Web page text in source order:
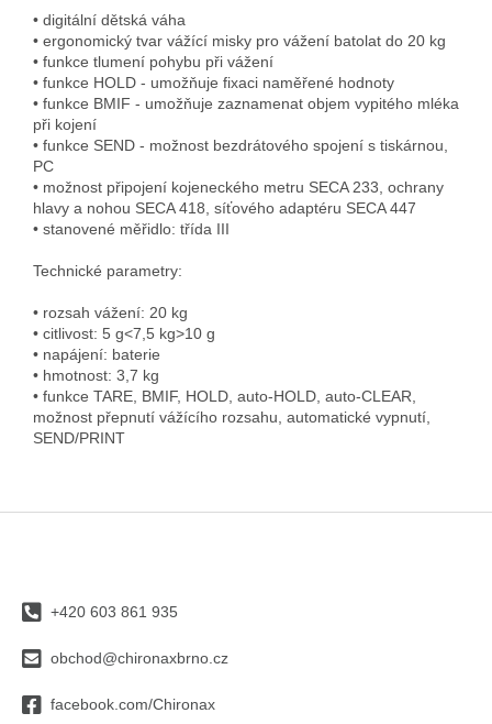
• digitální dětská váha
• ergonomický tvar vážící misky pro vážení batolat do 20 kg
• funkce tlumení pohybu při vážení
• funkce HOLD - umožňuje fixaci naměřené hodnoty
• funkce BMIF - umožňuje zaznamenat objem vypitého mléka
při kojení
• funkce SEND - možnost bezdrátového spojení s tiskárnou,
PC
• možnost připojení kojeneckého metru SECA 233, ochrany
hlavy a nohou SECA 418, síťového adaptéru SECA 447
• stanovené měřidlo: třída III
Technické parametry:
• rozsah vážení: 20 kg
• citlivost: 5 g<7,5 kg>10 g
• napájení: baterie
• hmotnost: 3,7 kg
• funkce TARE, BMIF, HOLD, auto-HOLD, auto-CLEAR,
možnost přepnutí vážícího rozsahu, automatické vypnutí,
SEND/PRINT
+420 603 861 935
obchod@chironaxbrno.cz
facebook.com/Chironax